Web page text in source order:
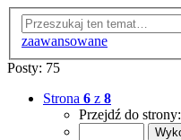
zaawansowane
Posty: 75
Strona 6 z 8
Przejdź do strony: